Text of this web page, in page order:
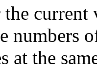
numbers
at the